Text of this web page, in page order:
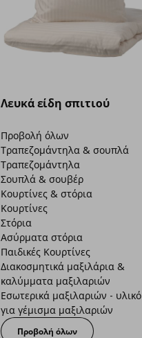
Λευκά είδη σπιτιού
Προβολή όλων
Τραπεζομάντηλα & σουπλά
Τραπεζομάντηλα
Σουπλά & σουβέρ
Κουρτίνες & στόρια
Κουρτίνες
Στόρια
Ασύρματα στόρια
Παιδικές Κουρτίνες
Διακοσμητικά μαξιλάρια &
καλύμματα μαξιλαριών
Εσωτερικά μαξιλαριών - υλικό
για γέμισμα μαξιλαριών
Προβολή όλων